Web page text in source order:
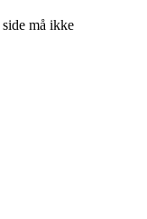
må ikke